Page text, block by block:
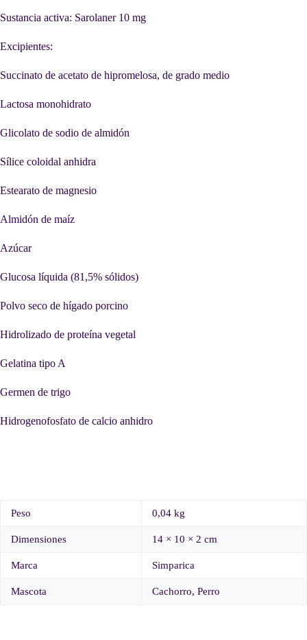
Sustancia activa: Sarolaner 10 mg
Excipientes:
Succinato de acetato de hipromelosa, de grado medio
Lactosa monohidrato
Glicolato de sodio de almidón
Sílice coloidal anhidra
Estearato de magnesio
Almidón de maíz
Azúcar
Glucosa líquida (81,5% sólidos)
Polvo seco de hígado porcino
Hidrolizado de proteína vegetal
Gelatina tipo A
Germen de trigo
Hidrogenofosfato de calcio anhidro
Peso 0,04 kg
Dimensiones 14 × 10 × 2 cm
Marca Simparica
Mascota Cachorro, Perro